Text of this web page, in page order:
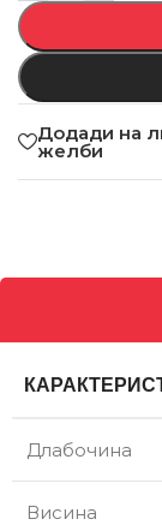
Додади на
желби
Длабочина
Висина